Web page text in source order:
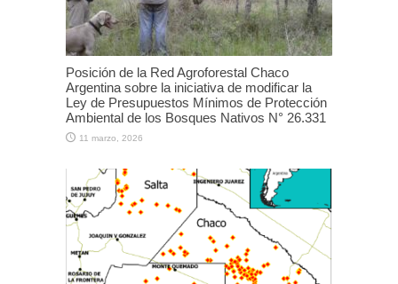
Posición de la Red Agroforestal Chaco
Argentina sobre la iniciativa de modificar la
Ley de Presupuestos Mínimos de Protección
Ambiental de los Bosques Nativos N° 26.331
11 marzo, 2026